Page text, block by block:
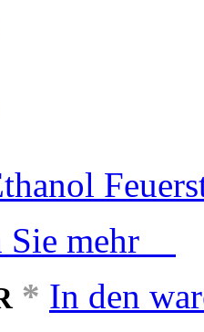
Sie mehr
* In den